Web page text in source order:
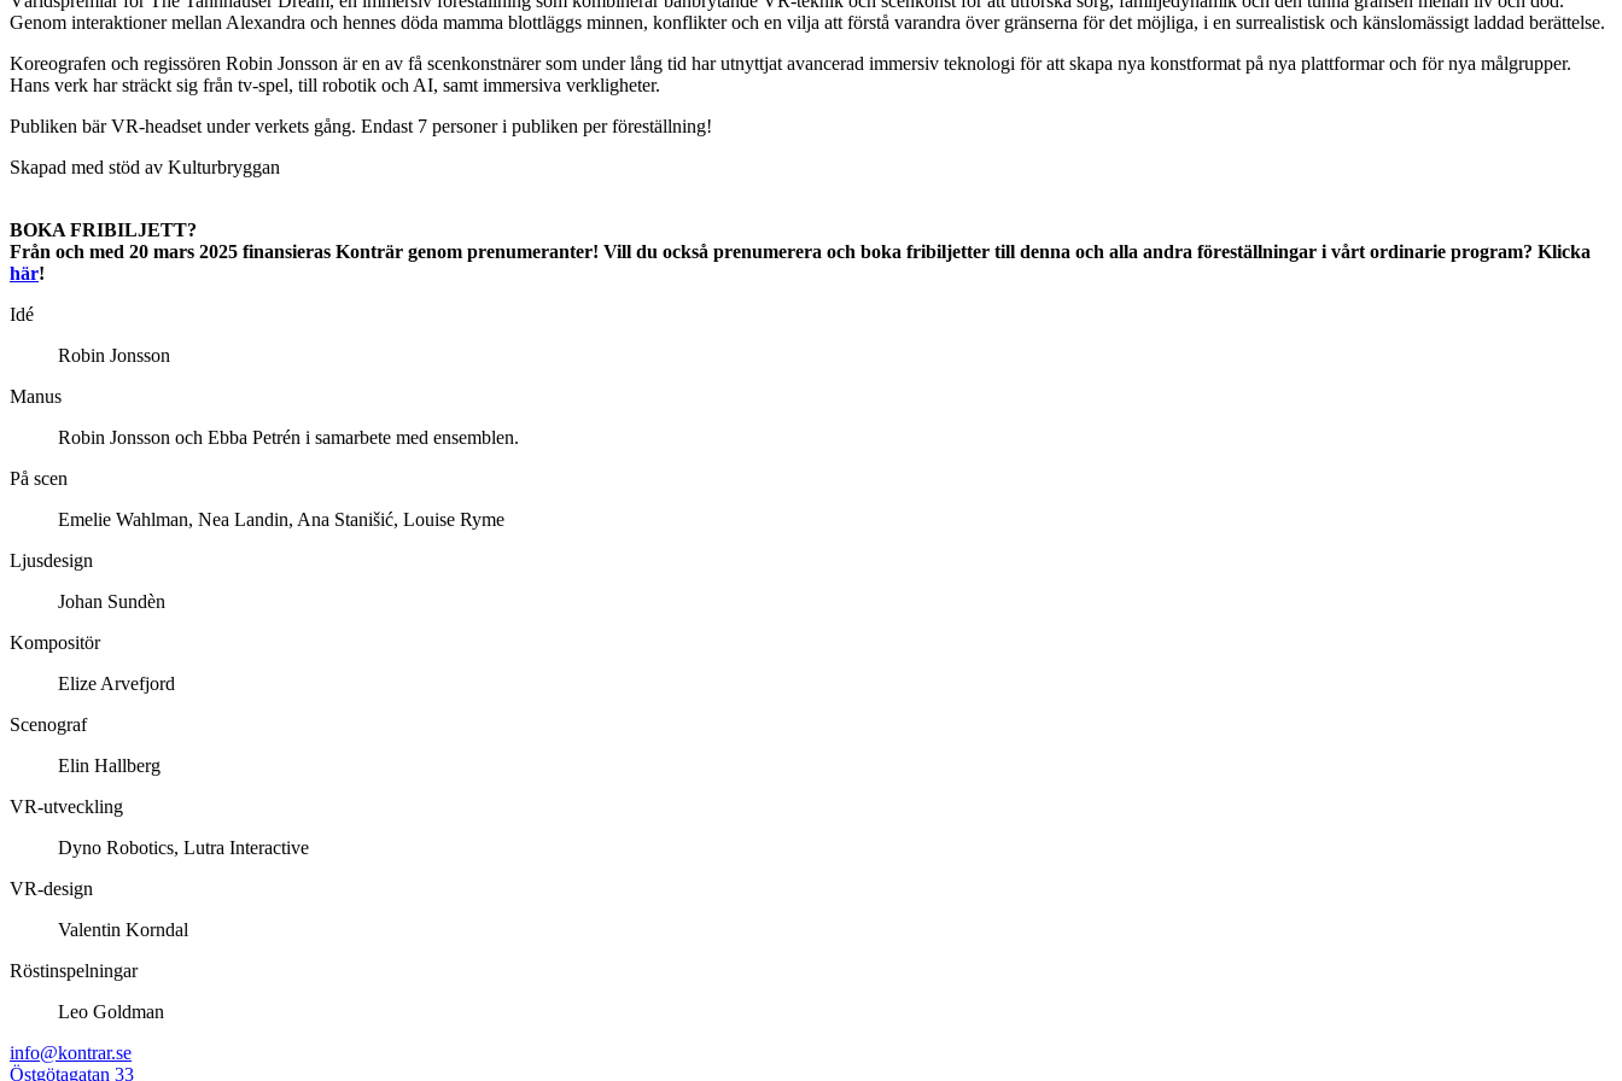
Genom interaktioner mellan Alexandra och hennes döda mamma blottläggs minnen, konflikter och en vilja att förstå varandra över gränserna för det möjliga, i en surrealistisk och känslomässigt laddad berättelse.
Koreografen och regissören Robin Jonsson är en av få scenkonstnärer som under lång tid har utnyttjat avancerad immersiv teknologi för att skapa nya konstformat på nya plattformar och för nya målgrupper.
Hans verk har sträckt sig från tv-spel, till robotik och AI, samt immersiva verkligheter.
Publiken bär VR-headset under verkets gång. Endast 7 personer i publiken per föreställning!
Skapad ​​med stöd av Kulturbryggan
BOKA FRIBILJETT?
Från och med 20 mars 2025 finansieras Konträr genom prenumeranter! Vill du också prenumerera och boka fribiljetter till denna och alla andra föreställningar i vårt ordinarie program? Klicka
här!
Idé
Robin Jonsson
Manus
Robin Jonsson och Ebba Petrén i samarbete med ensemblen.
På scen
Emelie Wahlman, Nea Landin, Ana Stanišić, Louise Ryme
Ljusdesign
Johan Sundèn
Kompositör
Elize Arvefjord
Scenograf
Elin Hallberg
VR-utveckling
Dyno Robotics, Lutra Interactive
VR-design
Valentin Korndal
Röstinspelningar
Leo Goldman
info@kontrar.se
Östgötagatan 33